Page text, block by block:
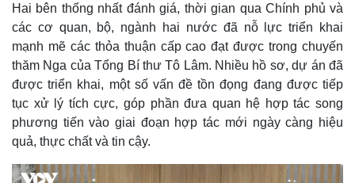
Hai bên thống nhất đánh giá, thời gian qua Chính phủ và
các cơ quan, bộ, ngành hai nước đã nỗ lực triển khai
mạnh mẽ các thỏa thuận cấp cao đạt được trong chuyến
thăm Nga của Tổng Bí thư Tô Lâm. Nhiều hồ sơ, dự án đã
được triển khai, một số vấn đề tồn đọng đang được tiếp
tục xử lý tích cực, góp phần đưa quan hệ hợp tác song
phương tiến vào giai đoạn hợp tác mới ngày càng hiệu
quả, thực chất và tin cậy.